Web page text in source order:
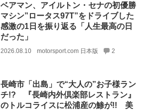
ベアマン、アイルトン・セナの初優勝
マシン”ロータス97T”をドライブした
感激の1日を振り返る「人生最高の日
だった」
2026.08.10 motorsport.com 日本版 2
長崎市「出島」で“大人の”お子様ラン
チ!? 『長崎内外倶楽部レストラン』
のトルコライスに松浦産の鯵が!! 美